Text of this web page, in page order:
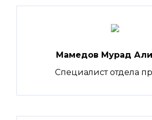
Мамедов Мурад
Специалист отдела